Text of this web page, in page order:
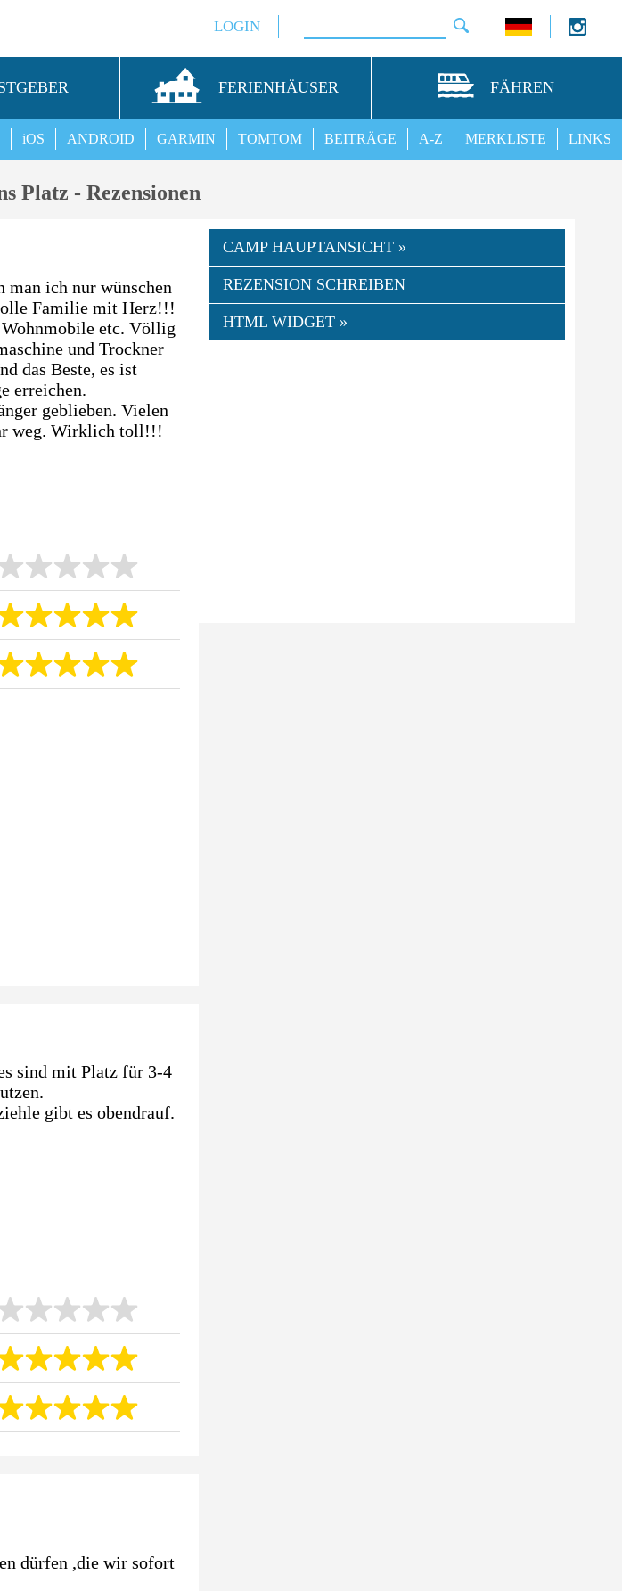
LOGIN
FERIENHÄUSER FÄHREN
LINKS
MERKLISTE
A-Z
BEITRÄGE
TOMTOM
GARMIN
ANDROID
iOS
Platz - Rezensionen
man ich nur wünschen
Familie mit Herz!!!
etc. Völlig
und Trockner
das Beste, es ist
erreichen.
geblieben. Vielen
weg. Wirklich toll!!!
sind mit Platz für 3-4
gibt es obendrauf.
dürfen ,die wir sofort
CAMP HAUPTANSICHT »
REZENSION SCHREIBEN
HTML WIDGET »